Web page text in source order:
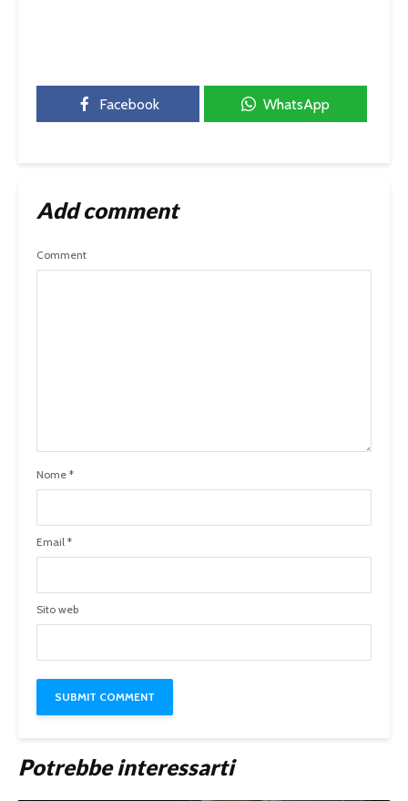
Facebook WhatsApp
Add comment
Comment
Nome *
Email *
Sito web
Potrebbe interessarti